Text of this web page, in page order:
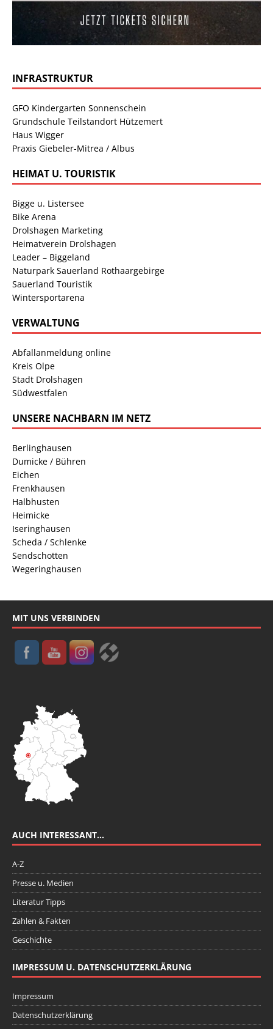
INFRASTRUKTUR
GFO Kindergarten Sonnenschein
Grundschule Teilstandort Hützemert
Haus Wigger
Praxis Giebeler-Mitrea / Albus
HEIMAT U. TOURISTIK
Bigge u. Listersee
Bike Arena
Drolshagen Marketing
Heimatverein Drolshagen
Leader – Biggeland
Naturpark Sauerland Rothaargebirge
Sauerland Touristik
Wintersportarena
VERWALTUNG
Abfallanmeldung online
Kreis Olpe
Stadt Drolshagen
Südwestfalen
UNSERE NACHBARN IM NETZ
Berlinghausen
Dumicke / Bühren
Eichen
Frenkhausen
Halbhusten
Heimicke
Iseringhausen
Scheda / Schlenke
Sendschotten
Wegeringhausen
MIT UNS VERBINDEN
AUCH INTERESSANT…
A-Z
Presse u. Medien
Literatur Tipps
Zahlen & Fakten
Geschichte
IMPRESSUM U. DATENSCHUTZERKLÄRUNG
Impressum
Datenschutzerklärung